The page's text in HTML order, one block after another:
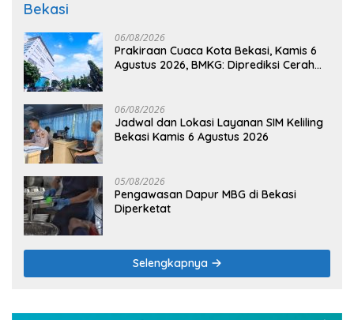
Bekasi
06/08/2026
Prakiraan Cuaca Kota Bekasi, Kamis 6
Agustus 2026, BMKG: Diprediksi Cerah
06/08/2026
Jadwal dan Lokasi Layanan SIM Keliling
Bekasi Kamis 6 Agustus 2026
05/08/2026
Pengawasan Dapur MBG di Bekasi
Diperketat
Selengkapnya